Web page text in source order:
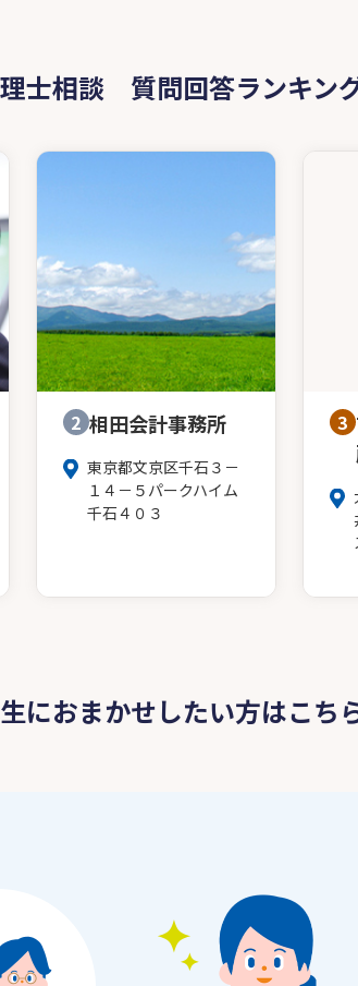
士相談 質問回答ランキング
2 相田会計事務所
東京都文京区千石３－
１４－５パークハイム
千石４０３
3
におまかせしたい方はこち